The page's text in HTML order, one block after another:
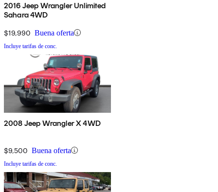
2016 Jeep Wrangler Unlimited
Sahara 4WD
$19,990 Buena oferta
Incluye tarifas de conc.
2008 Jeep Wrangler X 4WD
$9,500 Buena oferta
Incluye tarifas de conc.